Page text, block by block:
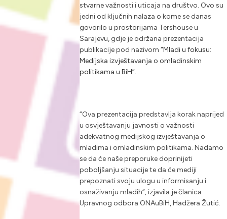
stvarne važnosti i uticaja na društvo. Ovo su
jedni od ključnih nalaza o kome se danas
govorilo u prostorijama Tershouseu
Sarajevu, gdje je održana prezentacija
publikacije pod nazivom“Mladi u fokusu:
Medijska izvještavanja o omladinskim
politikama u BiH”.
“Ova prezentacija predstavlja korak naprijed
u osvještavanju javnosti o važnosti
adekvatnog medijskog izvještavanja o
mladima i omladinskim politikama. Nadamo
se da će naše preporuke doprinijeti
poboljšanju situacije te da će mediji
prepoznati svoju ulogu u informisanju i
osnaživanju mladih”, izjavila je članica
Upravnog odbora ONAuBiH, Hadžera Žutić.